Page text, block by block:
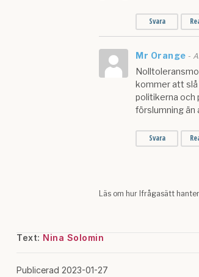
Text: Nina Solomin
Publicerad 2023-01-27